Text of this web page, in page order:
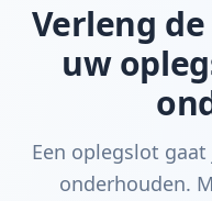
Verleng
uw
Een oplegslot
onderhouden.